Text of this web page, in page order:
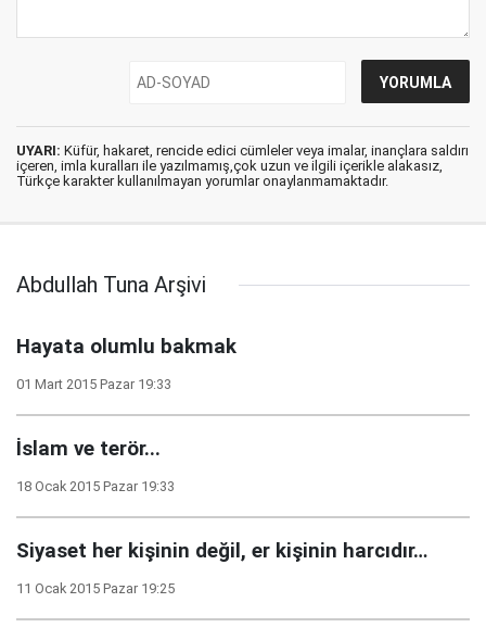
UYARI: Küfür, hakaret, rencide edici cümleler veya imalar, inançlara saldırı
içeren, imla kuralları ile yazılmamış,çok uzun ve ilgili içerikle alakasız,
Türkçe karakter kullanılmayan yorumlar onaylanmamaktadır.
Abdullah Tuna Arşivi
Hayata olumlu bakmak
01 Mart 2015 Pazar 19:33
İslam ve terör...
18 Ocak 2015 Pazar 19:33
Siyaset her kişinin değil, er kişinin harcıdır…
11 Ocak 2015 Pazar 19:25